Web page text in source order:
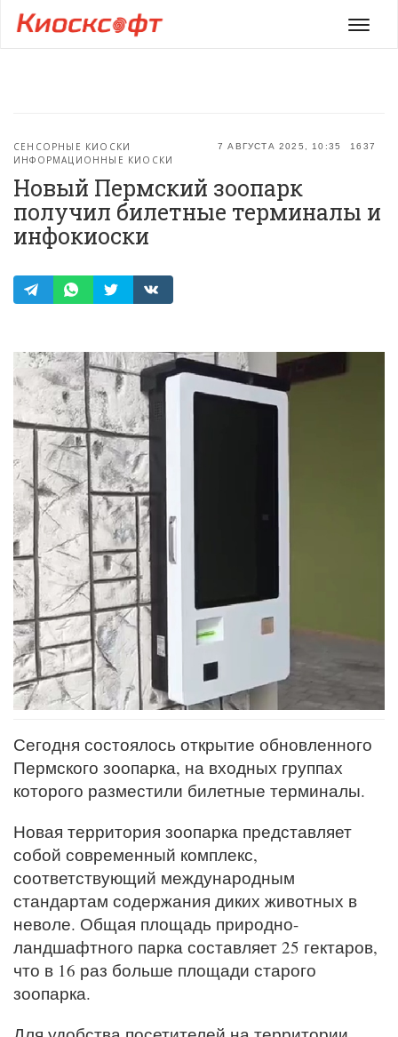
Меню
7 АВГУСТА 2025, 10:35 1637
СЕНСОРНЫЕ КИОСКИ
ИНФОРМАЦИОННЫЕ КИОСКИ
Новый Пермский зоопарк
получил билетные терминалы и
инфокиоски
Сегодня состоялось открытие обновленного
Пермского зоопарка, на входных группах
которого разместили билетные терминалы.
Новая территория зоопарка представляет
собой современный комплекс,
соответствующий международным
стандартам содержания диких животных в
неволе. Общая площадь природно-
ландшафтного парка составляет 25 гектаров,
что в 16 раз больше площади старого
зоопарка.